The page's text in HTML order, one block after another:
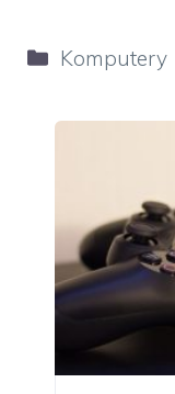
Kategorie
Komputery